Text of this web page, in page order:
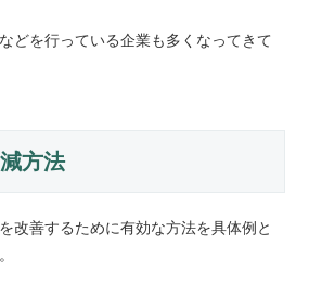
どを行っている企業も多くなってきて
方法
改善するために有効な方法を具体例と